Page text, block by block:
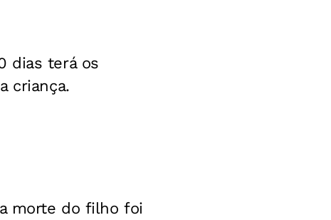
dias terá os
criança.
morte do filho foi